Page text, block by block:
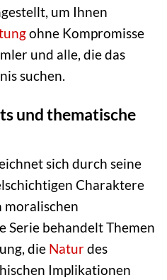
um Ihnen
ohne Kompromisse
und alle, die das
suchen.
und thematische
sich durch seine
Charaktere
moralischen
Serie behandelt Themen
die Naturdes
Implikationen